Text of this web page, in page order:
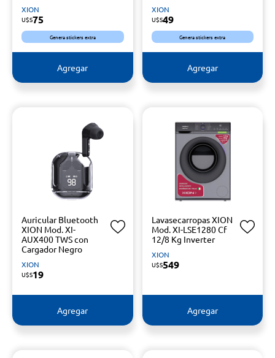
XION
U$S75
Genera stickers extra
Agregar
XION
U$S49
Genera stickers extra
Agregar
Auricular Bluetooth
XION Mod. XI-
AUX400 TWS con
Cargador Negro
XION
U$S19
Agregar
Lavasecarropas XION
Mod. XI-LSE1280 Cf
12/8 Kg Inverter
XION
U$S549
Agregar